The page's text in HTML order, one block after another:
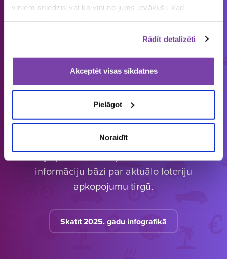
viņiem sniedzis vai ko viņi no jums ievākuši, kad
Rādīt detalizēti
Akceptēt visas sīkdatnes
Pielāgot
Noraidīt
Cilvēkiem patīk piedalīties loterijās
ORGANIZĒJĀM
loterijas
IEPRIECINĀJĀM
149 643
laimētājus
IZSNIEDZĀM
4 545 034
vērtas balvas
Latvijā vienīgais specializētais Loterijas.lv
loteriju portāls. Loterijas.lv sniedz unikālu
informāciju bāzi par aktuālo loteriju
apkopojumu tirgū.
Skatīt 2025. gadu infografikā